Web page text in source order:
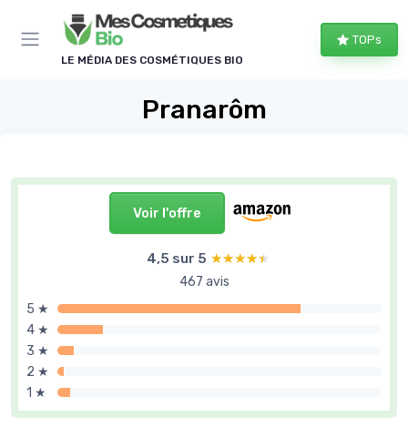
LE MÉDIA DES COSMÉTIQUES BIO
TOPs
Pranarôm
Voir l'offre
4,5 sur 5 ★★★★★
★★★★★
467 avis
5 ★
4 ★
3 ★
2 ★
1 ★
Panneau de gestion des cookies